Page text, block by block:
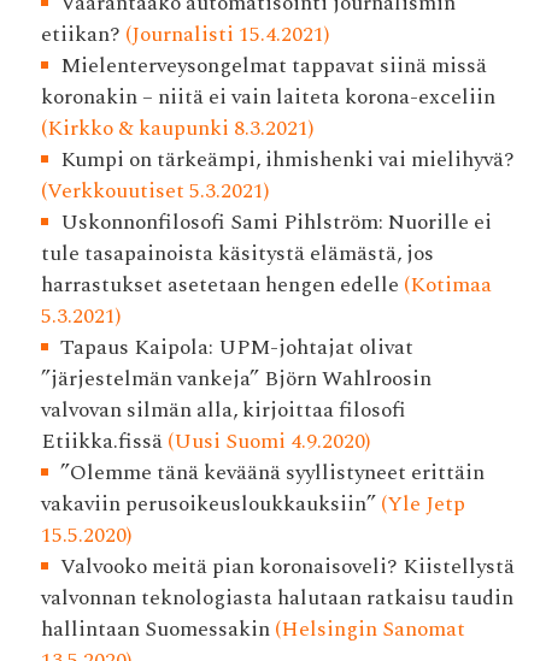
etiikan? (Journalisti 15.4.2021)
Mielenterveysongelmat tappavat siinä missä
koronakin – niitä ei vain laiteta korona-exceliin
(Kirkko & kaupunki 8.3.2021)
Kumpi on tärkeämpi, ihmishenki vai mielihyvä?
(Verkkouutiset 5.3.2021)
Uskonnonfilosofi Sami Pihlström: Nuorille ei
tule tasapainoista käsitystä elämästä, jos
harrastukset asetetaan hengen edelle (Kotimaa
5.3.2021)
Tapaus Kaipola: UPM-johtajat olivat
”järjestelmän vankeja” Björn Wahlroosin
valvovan silmän alla, kirjoittaa filosofi
Etiikka.fissä(Uusi Suomi 4.9.2020)
”Olemme tänä keväänä syyllistyneet erittäin
vakaviin perusoikeusloukkauksiin”(Yle Jetp
15.5.2020)
Valvooko meitä pian korona­isoveli? Kiistellystä
valvonnan teknologiasta halutaan ratkaisu taudin
hallintaan Suomessakin(Helsingin Sanomat